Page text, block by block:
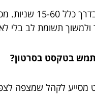
התשובה היא בדרך
ולמשוך תשומת לב בלי
בטקסט בסרטון?
מסייע לקהל שמצפה